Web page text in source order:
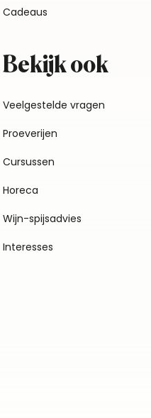
Cadeaus
Bekijk ook
Veelgestelde vragen
Proeverijen
Cursussen
Horeca
Wijn-spijsadvies
Interesses